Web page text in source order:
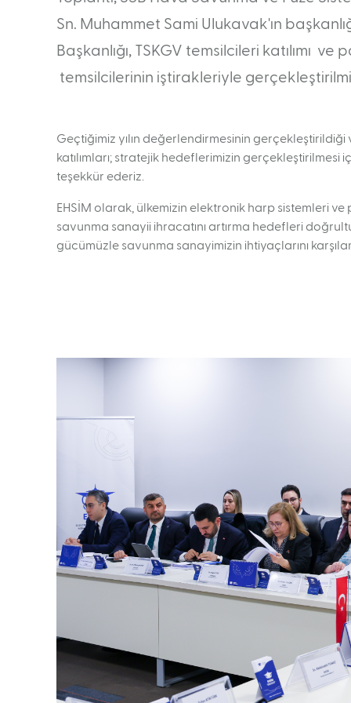
Sn. Muhammet Sami Ulukavak'ın
Başkanlığı, TSKGV temsilcileri katılımı
temsilcilerinin iştirakleriyle
Geçtiğimiz yılın değerlendirmesinin
katılımları; stratejik hedeflerimizin gerçekleştirilmesi
teşekkür ederiz.
EHSİM olarak, ülkemizin elektronik harp sistemleri
savunma sanayii ihracatını artırma hedefleri
gücümüzle savunma sanayimizin ihtiyaçlarını